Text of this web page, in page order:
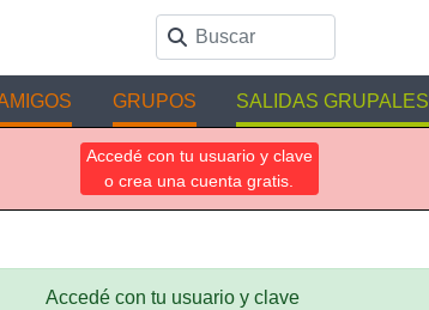
GRUPOS SALIDAS GRUPALES
Accedé con tu usuario y clave
o crea una cuenta gratis.
Accedé con tu usuario y clave